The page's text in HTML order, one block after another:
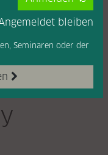
Seminaren oder der
bleiben